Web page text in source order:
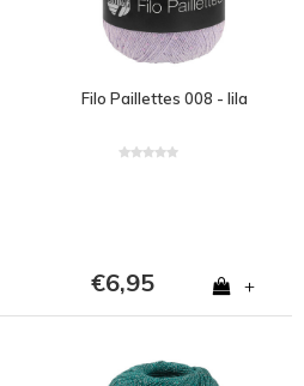
Filo Paillettes 008 - lila
€6,95 +